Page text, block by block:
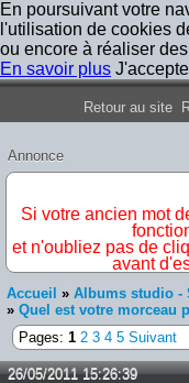
En poursuivant votre
l'utilisation de cookies
ou encore à réaliser
En savoir plus J'accepte
Forum
Retour au site
Annonce
Si votre ancien mot
et n'oubliez pas de
avant
Accueil » Albums studio -
» Quel est votre morceau
Pages: 1 2 3 4 5 Suivant
26/05/2011 15:26:39